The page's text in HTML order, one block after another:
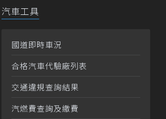
汽車工具
國道即時車況
合格汽車代驗廠列表
交通違規查詢結果
汽燃費查詢及繳費